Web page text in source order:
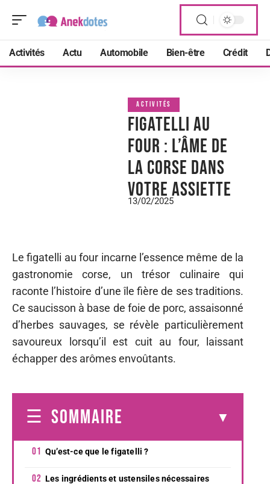
Activités Actu Automobile Bien-être Crédit
ACTIVITÉS
Figatelli au
four : l’âme de
la Corse dans
votre assiette
13/02/2025
Le figatelli au four incarne l’essence même de la
gastronomie corse, un trésor culinaire qui
raconte l’histoire d’une île fière de ses traditions.
Ce saucisson à base de foie de porc, assaisonné
d’herbes sauvages, se révèle particulièrement
savoureux lorsqu’il est cuit au four, laissant
échapper des arômes envoûtants.
SOMMAIRE
Qu’est-ce que le figatelli ?
Les ingrédients et ustensiles nécessaires